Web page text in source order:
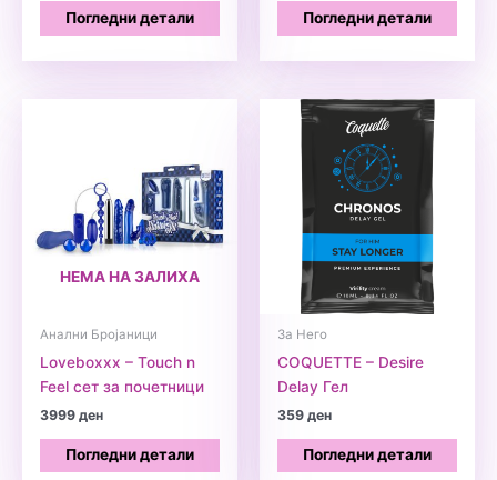
Погледни детали
was:
790 ден.
is:
490 ден.
Погледни детали
НЕМА НА ЗАЛИХА
Анални Бројаници
Loveboxxx – Touch n
Feel сет за почетници
3999ден
Погледни детали
За Него
COQUETTE – Desire
Delay Гел
359ден
Погледни детали